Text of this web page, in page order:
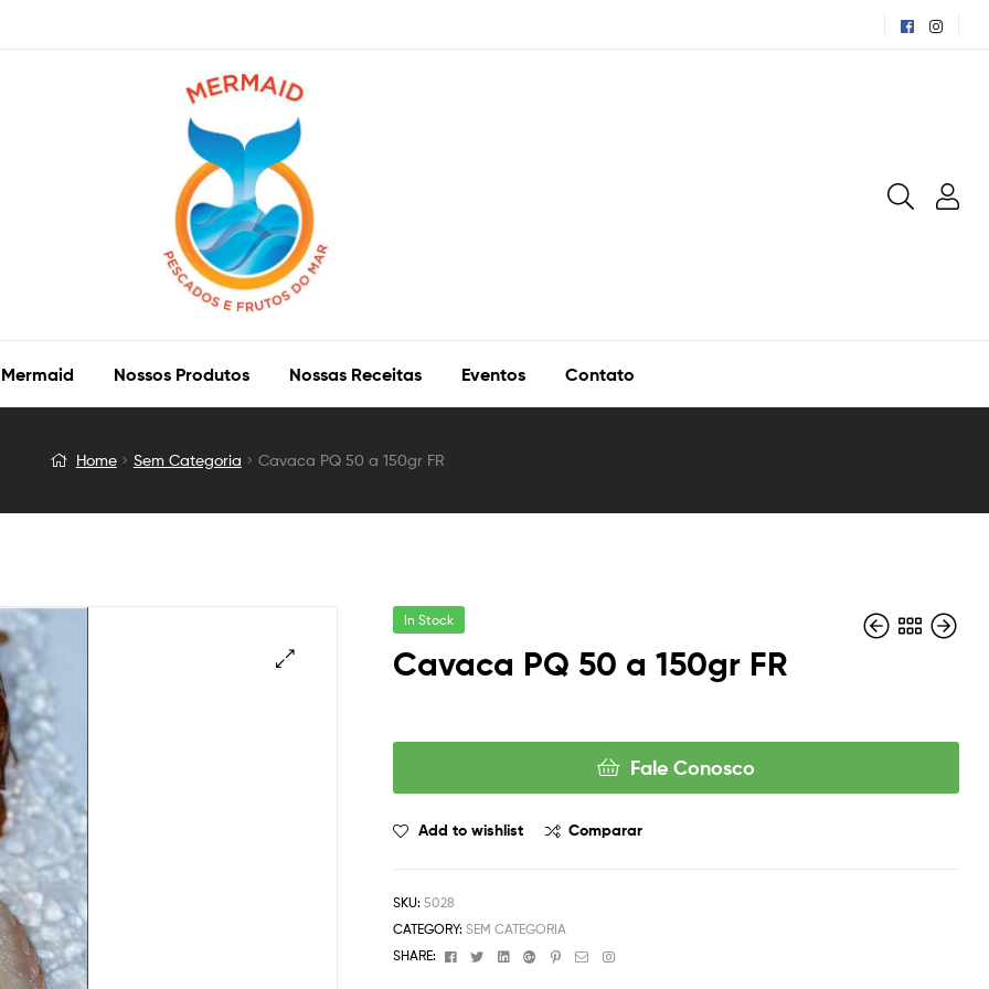
Nossos Produtos Nossas Receitas Eventos Contato
Home Sem Categoria Cavaca PQ 50 a 150gr FR
In Stock
Cavaca PQ 50 a 150gr FR
Fale Conosco
Add to wishlist Comparar
SKU:5028
CATEGORY:SEM CATEGORIA
SHARE:
FacebookTwitterLinkedinGoogle+Pinterest
EmailInstagram